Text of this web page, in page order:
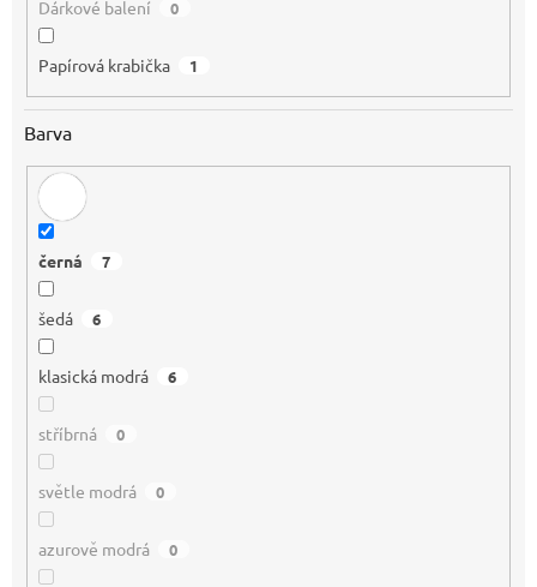
Dárkové balení 0
Papírová krabička 1
Barva
černá 7
šedá 6
klasická modrá 6
stříbrná 0
světle modrá 0
azurově modrá 0